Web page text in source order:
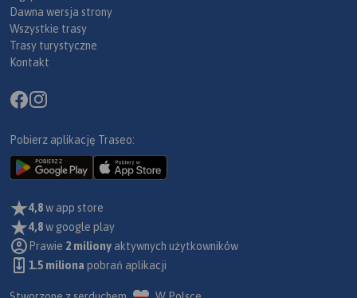
Dawna wersja strony
Wszystkie trasy
Trasy turystyczne
Kontakt
Pobierz aplikację Traseo:
4,8w app store
4,8w google play
Prawie 2 miliony aktywnych użytkowników
1.5 miliona pobrań aplikacji